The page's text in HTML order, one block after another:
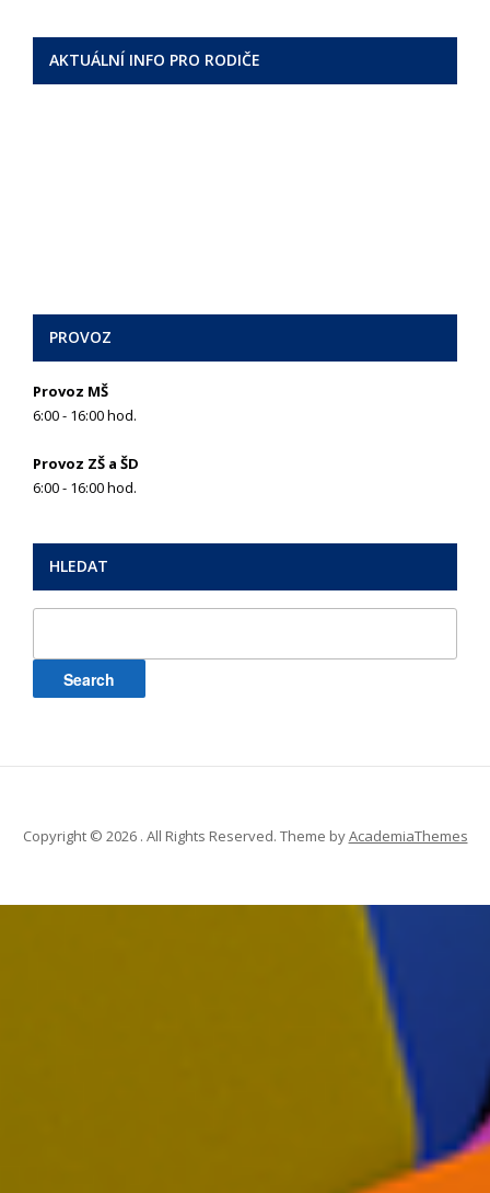
AKTUÁLNÍ INFO PRO RODIČE
PROVOZ
Provoz MŠ
6:00 - 16:00 hod.
Provoz ZŠ a ŠD
6:00 - 16:00 hod.
HLEDAT
Copyright © 2026 . All Rights Reserved. Theme byAcademiaThemes